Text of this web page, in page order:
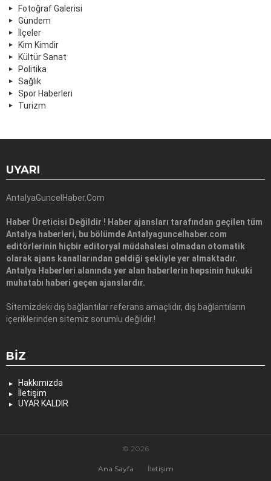
Fotoğraf Galerisi
Gündem
İlçeler
Kim Kimdir
Kültür Sanat
Politika
Sağlık
Spor Haberleri
Turizm
UYARI
AntalyaGuncelHaber.Com
Haber Üreticisi Değildir ! Haber ajansları tarafından geçilen tüm
Antalya haberleri, bu bölümde Antalyaguncelhaber.com
editörlerinin hiçbir editoryal müdahalesi olmadan otomatik
olarak ajans kanallarından geldiği şekliyle yer almaktadır.
Antalya Haberleri alanında yer alan haberlerin hepsinin hukuki
muhatabı haberi geçen ajanslardır.
Sitemizdeki dış bağlantılar referans amaçlıdır, dış bağlantıların
içeriklerinden sitemiz sorumlu değildir.!
BIZ
Hakkımızda
İletişim
UYAR KALDIR
© 2026
Ana Sayfa İletişim